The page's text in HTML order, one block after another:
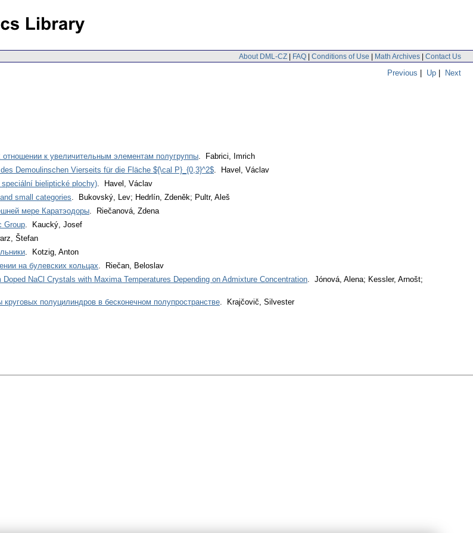
About DML-CZ | FAQ | Conditions of Use | Math Archives | Contact Us
Previous | Up | Next
к увеличительным элементам полугруппы. Fabrici, Imrich
Demoulinschen Vierseits für die Fläche ${\cal P}_{0,3}^2$. Havel, Václav
bieliptické plochy). Havel, Václav
small categories. Bukovský, Lev; Hedrlín, Zdeněk; Pultr, Aleš
мере Каратэодоры. Riečanová, Zdena
Group. Kaucký, Josef
Štefan
. Kotzig, Anton
на булевских кольцах. Riečan, Beloslav
NaCl Crystals with Maxima Temperatures Depending on Admixture Concentration. Jónová, Alena; Kessler, Arnošt;
полуцилиндров в бесконечном полупространстве. Krajčovič, Silvester